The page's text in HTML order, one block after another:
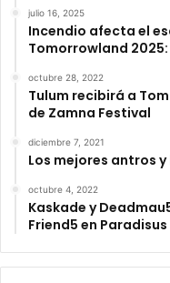
julio 16, 2025
Incendio afecta el
Tomorrowland
octubre 28, 2022
Tulum recibirá a
de Zamna Festival
diciembre 7, 2021
Los mejores antros
octubre 4, 2022
Kaskade y
Friend5 en